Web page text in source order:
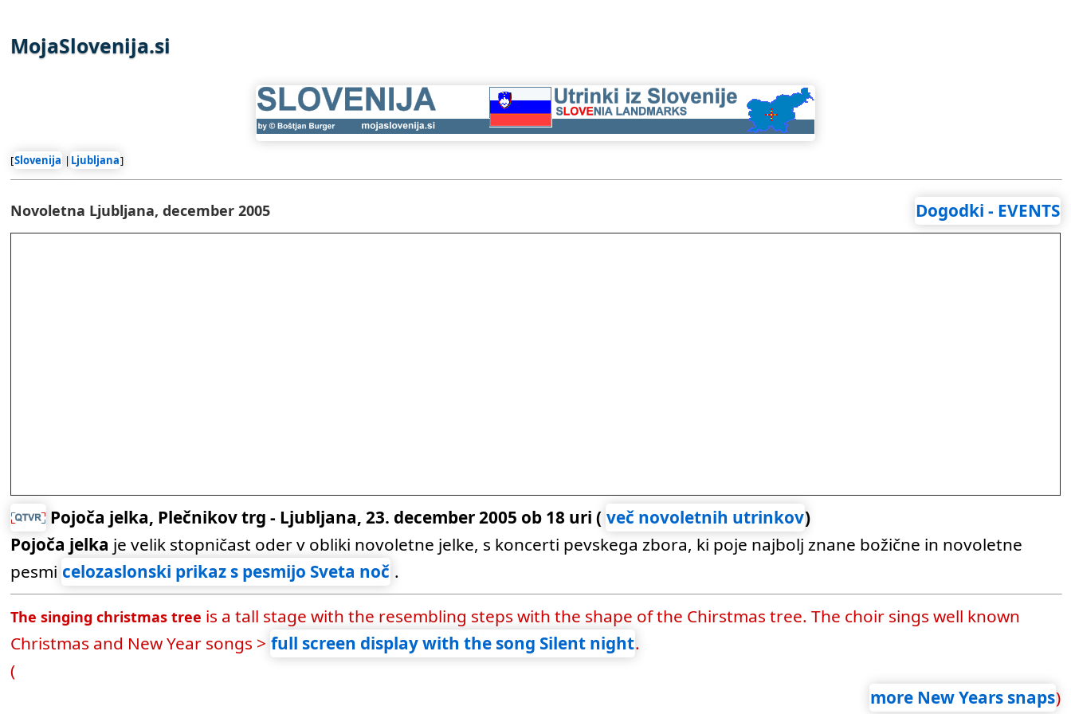
MojaSlovenija.si
[Slovenija | Ljubljana]
Novoletna Ljubljana, december 2005 Dogodki - EVENTS
Pojoča jelka, Plečnikov trg - Ljubljana, 23. december 2005 ob 18 uri ( več novoletnih utrinkov)
Pojoča jelka je velik stopničast oder v obliki novoletne jelke, s koncerti pevskega zbora, ki poje najbolj znane božične in novoletne
pesmi celozaslonski prikaz s pesmijo Sveta noč .
The singing christmas tree is a tall stage with the resembling steps with the shape of the Chirstmas tree. The choir sings well known
Christmas and New Year songs > full screen display with the song Silent night.
(
more New Years snaps)